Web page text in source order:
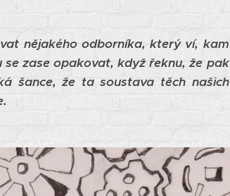
nějakého odborníka, který ví, kam
zase opakovat, když řeknu, že pak
šance, že ta soustava těch našich